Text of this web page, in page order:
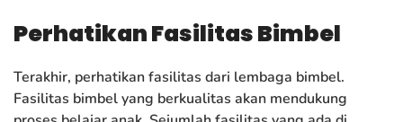
Perhatikan Fasilitas Bimbel
Terakhir, perhatikan fasilitas dari lembaga bimbel.
Fasilitas bimbel yang berkualitas akan mendukung